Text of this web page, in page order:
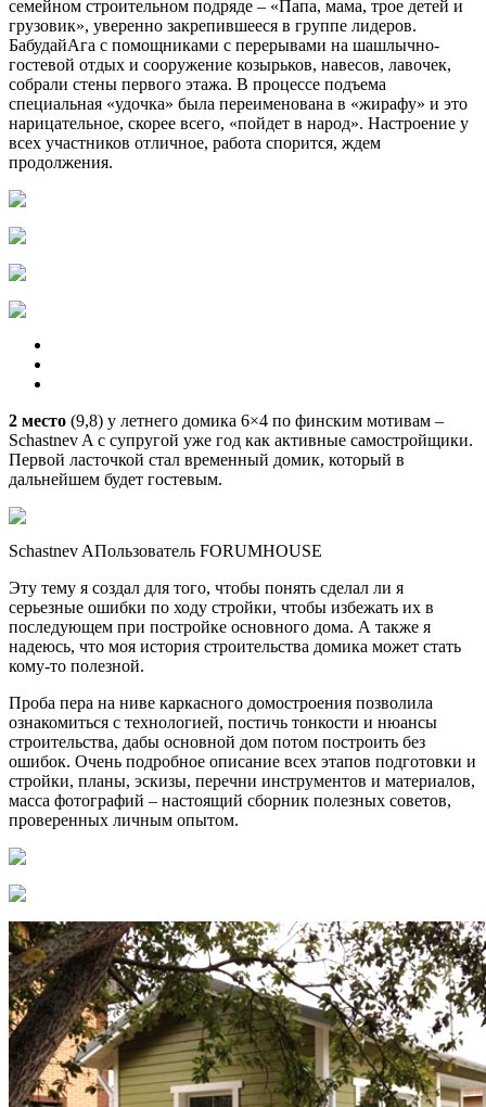
семейном строительном подряде – «Папа, мама, трое детей и
грузовик», уверенно закрепившееся в группе лидеров.
БабудайАга с помощниками с перерывами на шашлычно-
гостевой отдых и сооружение козырьков, навесов, лавочек,
собрали стены первого этажа. В процессе подъема
специальная «удочка» была переименована в «жирафу» и это
нарицательное, скорее всего, «пойдет в народ». Настроение у
всех участников отличное, работа спорится, ждем
продолжения.
2 место (9,8) у летнего домика 6×4 по финским мотивам –
Schastnev A с супругой уже год как активные самостройщики.
Первой ласточкой стал временный домик, который в
дальнейшем будет гостевым.
Schastnev AПользователь FORUMHOUSE
Эту тему я создал для того, чтобы понять сделал ли я
серьезные ошибки по ходу стройки, чтобы избежать их в
последующем при постройке основного дома. А также я
надеюсь, что моя история строительства домика может стать
кому-то полезной.
Проба пера на ниве каркасного домостроения позволила
ознакомиться с технологией, постичь тонкости и нюансы
строительства, дабы основной дом потом построить без
ошибок. Очень подробное описание всех этапов подготовки и
стройки, планы, эскизы, перечни инструментов и материалов,
масса фотографий – настоящий сборник полезных советов,
проверенных личным опытом.